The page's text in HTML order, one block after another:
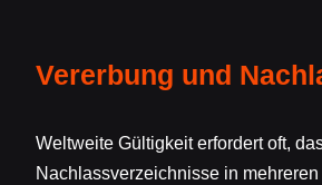
Vererbung und
Weltweite Gültigkeit erfordert oft,
Nachlassverzeichnisse in